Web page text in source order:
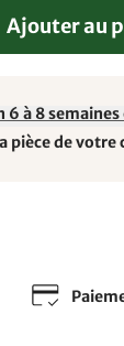
Ajouter au
6 à 8
pièce de votre